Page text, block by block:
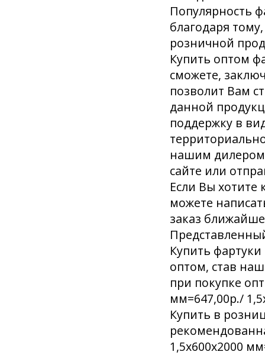
Популярность
благодаря
розничной
Купить оптом
сможете,
позволит Вам
данной
поддержку в
нашим
сайте или
Если Вы
можете
заказ
Купить
оптом, став
при покупке
мм=647,00р./
Купить в
1,5х600х2000